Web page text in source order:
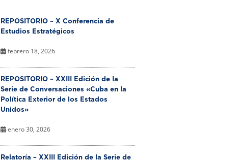
REPOSITORIO – X Conferencia de
Estudios Estratégicos
febrero 18, 2026
REPOSITORIO – XXIII Edición de la
Serie de Conversaciones «Cuba en la
Política Exterior de los Estados
Unidos»
enero 30, 2026
Relatoría – XXIII Edición de la Serie de